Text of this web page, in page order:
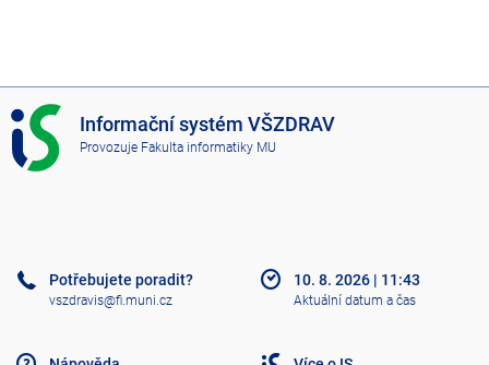
I
S
V
A
Informační systém VŠZDRAV
Provozuje Fakulta informatiky MU
Potřebujete poradit?
vszdravis@fi.muni.cz
10. 8. 2026 | 11:43
Aktuální datum a čas